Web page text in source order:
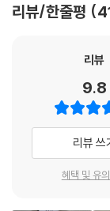
나의 노림수이기도 하
분 전략의 진짜 힘이라
_ ‘원칙 1 목표를 크게
“일단 ‘몸이 푹 퍼져
하는 것이 좋아. 여
리는 ‘푹 퍼진 상태
약해서가 아니다. 애
방대한 데이터를 분
이 책은 단순히 ‘열
력을 쓰지 않고도 꾸
는다.
이미 일본에서는 출
에 올랐고, 〈프레지
리뷰/한줄평
리뷰
9.8
리뷰 쓰
혜택 및 유